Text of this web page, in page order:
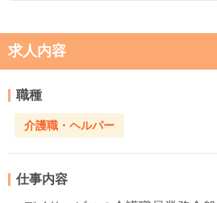
求人内容
職種
介護職・ヘルパー
仕事内容